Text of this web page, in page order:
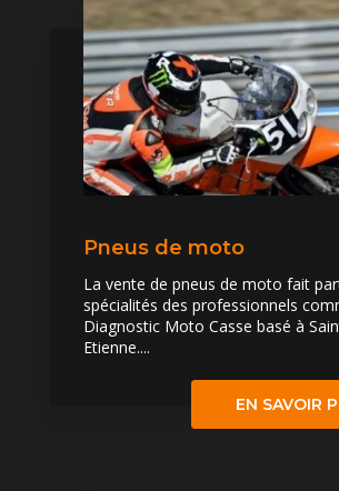
Pneus de moto
La vente de pneus de moto fait
spécialités des professionnels
Diagnostic Moto Casse basé à
Etienne....
EN SAVOIR